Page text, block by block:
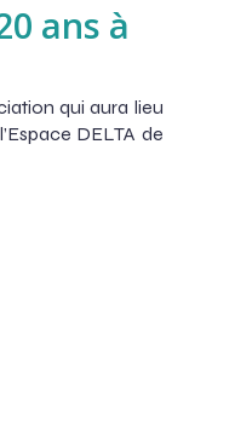
ans à
qui aura lieu
DELTA de